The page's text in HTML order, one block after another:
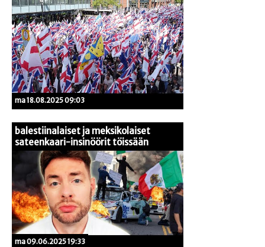
ma 18.08.2025 09:03
balestiinalaiset ja meksikolaiset
sateenkaari-insinöörit töissään
ma 09.06.2025 19:33